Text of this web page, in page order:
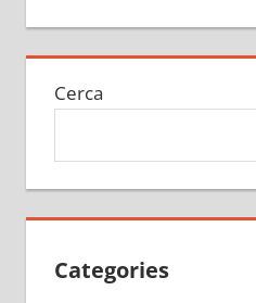
Cerca
Categories